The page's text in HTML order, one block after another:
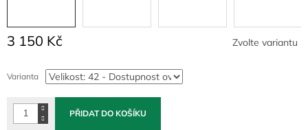
3 150 Kč
cena:
Zvolte variantu
Varianta
PŘIDAT DO KOŠÍKU